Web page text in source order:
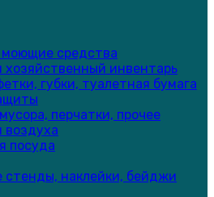
средства
хозяйственный инвентарь
губки, туалетная бумага
перчатки, прочее
воздуха
посуда
наклейки, бейджи